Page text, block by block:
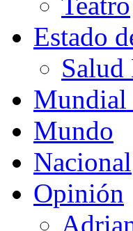
Estado
Salud
Mundial
Mundo
Nacional
Opinión